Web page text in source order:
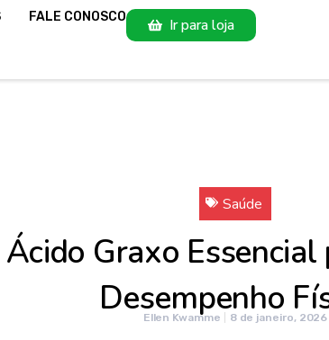
FALE CONOSCO Ir para loja
Saúde
Graxo
Desempenho
Ellen Kwamme 8 de janeiro, 2026